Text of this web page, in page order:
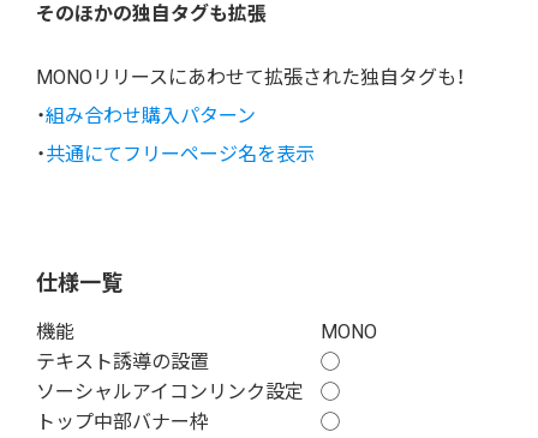
そのほかの独自タグも拡張
MONOリリースにあわせて拡張された独自タグも！
・組み合わせ購入パターン
・共通にてフリーページ名を表示
仕様一覧
機能
MONO
テキスト誘導の設置
◯
ソーシャルアイコンリンク設定
◯
トップ中部バナー枠
◯